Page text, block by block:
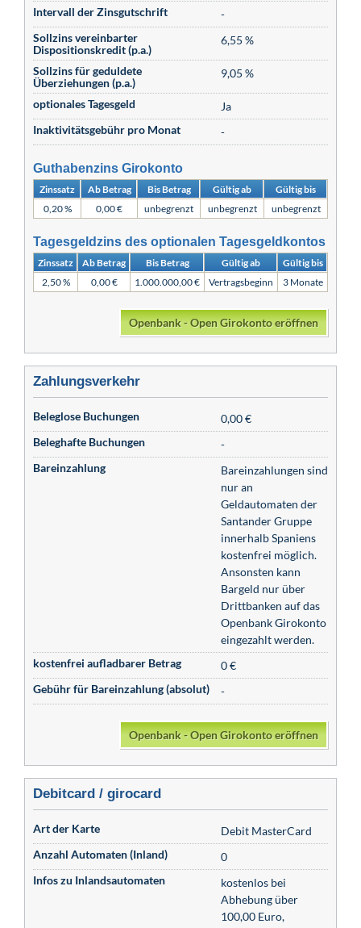
Intervall der Zinsgutschrift
-
Sollzins vereinbarter
Dispositionskredit (p.a.)
6,55 %
Sollzins für geduldete
Überziehungen (p.a.)
9,05 %
optionales Tagesgeld
Ja
Inaktivitätsgebühr pro Monat
-
Guthabenzins Girokonto
Zinssatz Ab Betrag Bis Betrag Gültig ab
Gültig bis
0,20 %
0,00 € unbegrenzt unbegrenzt unbegrenzt
Tagesgeldzins des optionalen Tagesgeldkontos
Zinssatz Ab Betrag Bis Betrag Gültig ab
Gültig bis
2,50 %
0,00 € 1.000.000,00 € Vertragsbeginn 3 Monate
Openbank - Open Girokonto eröffnen
Zahlungsverkehr
Beleglose Buchungen
0,00 €
Beleghafte Buchungen
-
Bareinzahlung
Bareinzahlungen sind
nur an
Geldautomaten der
Santander Gruppe
innerhalb Spaniens
kostenfrei möglich.
Ansonsten kann
Bargeld nur über
Drittbanken auf das
Openbank Girokonto
eingezahlt werden.
kostenfrei aufladbarer Betrag
0 €
Gebühr für Bareinzahlung (absolut)
-
Openbank - Open Girokonto eröffnen
Debitcard / girocard
Art der Karte
Debit MasterCard
Anzahl Automaten (Inland)
0
Infos zu Inlandsautomaten
kostenlos bei
Abhebung über
100,00 Euro,